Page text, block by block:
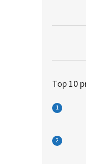
Top 10